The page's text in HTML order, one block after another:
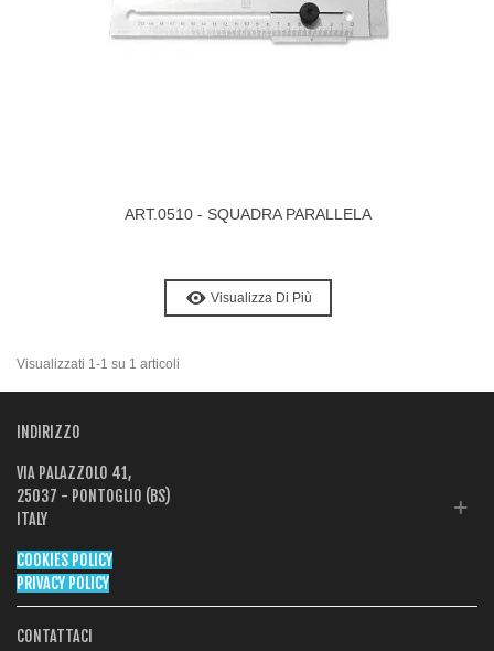
ART.0510 - SQUADRA PARALLELA
Visualizza Di Più
Visualizzati 1-1 su 1 articoli
INDIRIZZO
VIA PALAZZOLO 41,
25037 - PONTOGLIO (BS)
ITALY
COOKIES POLICY
PRIVACY POLICY
CONTATTACI